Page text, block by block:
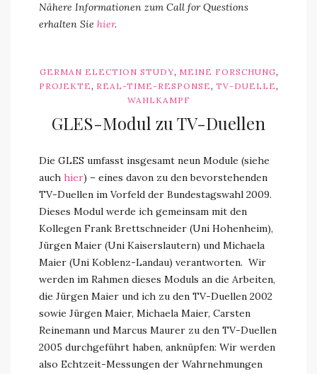
Nähere Informationen zum Call for Questions
erhalten Sie hier.
GERMAN ELECTION STUDY, MEINE FORSCHUNG,
PROJEKTE, REAL-TIME-RESPONSE, TV-DUELLE,
WAHLKAMPF
GLES-Modul zu TV-Duellen
Die GLES umfasst insgesamt neun Module (siehe
auch hier) – eines davon zu den bevorstehenden
TV-Duellen im Vorfeld der Bundestagswahl 2009.
Dieses Modul werde ich gemeinsam mit den
Kollegen Frank Brettschneider (Uni Hohenheim),
Jürgen Maier (Uni Kaiserslautern) und Michaela
Maier (Uni Koblenz-Landau) verantworten. Wir
werden im Rahmen dieses Moduls an die Arbeiten,
die Jürgen Maier und ich zu den TV-Duellen 2002
sowie Jürgen Maier, Michaela Maier, Carsten
Reinemann und Marcus Maurer zu den TV-Duellen
2005 durchgeführt haben, anknüpfen: Wir werden
also Echtzeit-Messungen der Wahrnehmungen